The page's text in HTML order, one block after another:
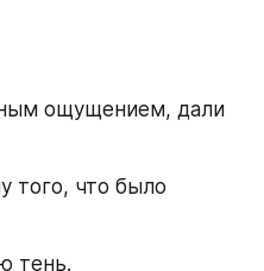
ощущением, дали
того, что было
тень.